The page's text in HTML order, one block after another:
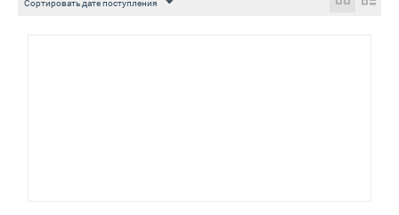
Сортировать дате поступления